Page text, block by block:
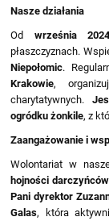
Nasze działania
Od września
płaszczyznach.
Niepołomic.
Krakowie,
charytatywnych.
ogródku żonkile, z
Zaangażowanie i
Wolontariat w
hojności darczyńców
Pani dyrektor
Galas, która